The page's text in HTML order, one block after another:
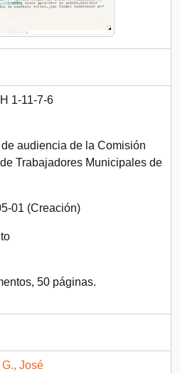
1-11-7-6
audiencia de la Comisión
Trabajadores Municipales de
01 (Creación)
50 páginas.
José